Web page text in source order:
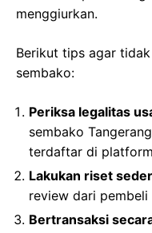
menggiurkan.
Berikut tips agar
sembako:
Periksa legalitas
sembako
terdaftar di
Lakukan riset
review dari
Bertransaksi